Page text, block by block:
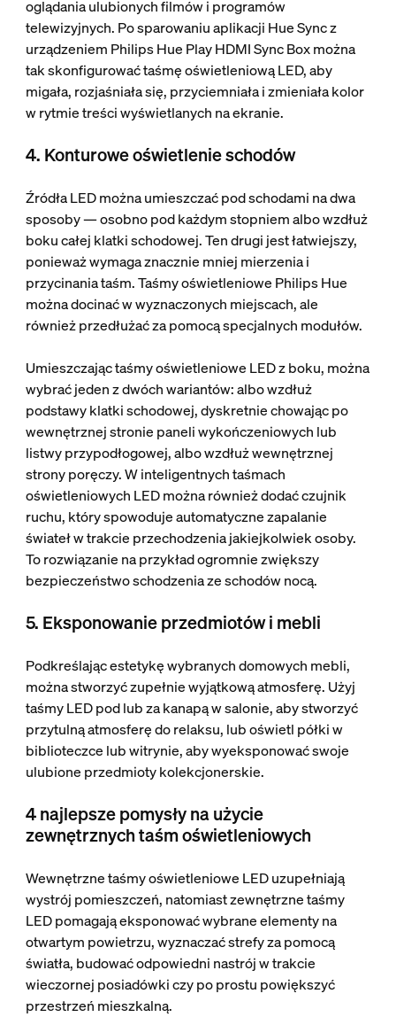
oglądania ulubionych filmów i programów
telewizyjnych. Po sparowaniu aplikacji Hue Sync z
urządzeniem Philips Hue Play HDMI Sync Box można
tak skonfigurować taśmę oświetleniową LED, aby
migała, rozjaśniała się, przyciemniała i zmieniała kolor
w rytmie treści wyświetlanych na ekranie.
4. Konturowe oświetlenie schodów
Źródła LED można umieszczać pod schodami na dwa
sposoby — osobno pod każdym stopniem albo wzdłuż
boku całej klatki schodowej. Ten drugi jest łatwiejszy,
ponieważ wymaga znacznie mniej mierzenia i
przycinania taśm. Taśmy oświetleniowe Philips Hue
można docinać w wyznaczonych miejscach, ale
również przedłużać za pomocą specjalnych modułów.
Umieszczając taśmy oświetleniowe LED z boku, można
wybrać jeden z dwóch wariantów: albo wzdłuż
podstawy klatki schodowej, dyskretnie chowając po
wewnętrznej stronie paneli wykończeniowych lub
listwy przypodłogowej, albo wzdłuż wewnętrznej
strony poręczy. W inteligentnych taśmach
oświetleniowych LED można również dodać czujnik
ruchu, który spowoduje automatyczne zapalanie
świateł w trakcie przechodzenia jakiejkolwiek osoby.
To rozwiązanie na przykład ogromnie zwiększy
bezpieczeństwo schodzenia ze schodów nocą.
5. Eksponowanie przedmiotów i mebli
Podkreślając estetykę wybranych domowych mebli,
można stworzyć zupełnie wyjątkową atmosferę. Użyj
taśmy LED pod lub za kanapą w salonie, aby stworzyć
przytulną atmosferę do relaksu, lub oświetl półki w
biblioteczce lub witrynie, aby wyeksponować swoje
ulubione przedmioty kolekcjonerskie.
4 najlepsze pomysły na użycie
zewnętrznych taśm oświetleniowych
Wewnętrzne taśmy oświetleniowe LED uzupełniają
wystrój pomieszczeń, natomiast zewnętrzne taśmy
LED pomagają eksponować wybrane elementy na
otwartym powietrzu, wyznaczać strefy za pomocą
światła, budować odpowiedni nastrój w trakcie
wieczornej posiadówki czy po prostu powiększyć
przestrzeń mieszkalną.